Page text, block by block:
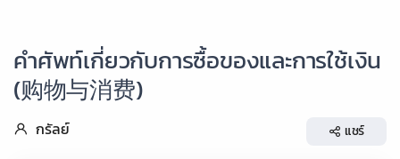
คำศัพท์เกี่ยวกับการซื้อของและการใช้เงิน
(购物与消费)
กรัลย์ แชร์